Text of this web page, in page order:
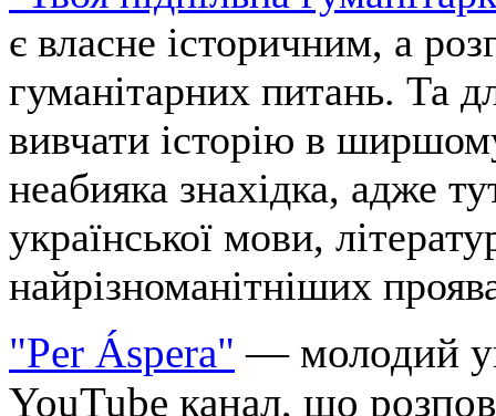
є власне історичним, а
гуманітарних питань. Та
вивчати історію в
неабияка знахідка, адже
української мови,
найрізноманітніших
"Per Áspera" — молодий
YouTube канал, що